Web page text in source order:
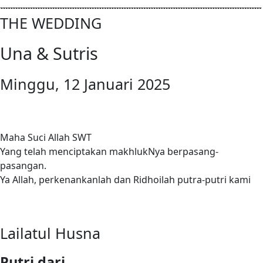
THE WEDDING
Una & Sutris
Minggu, 12 Januari 2025
Maha Suci Allah SWT
Yang telah menciptakan makhlukNya berpasang-
pasangan.
Ya Allah, perkenankanlah dan Ridhoilah putra-putri kami
Lailatul Husna